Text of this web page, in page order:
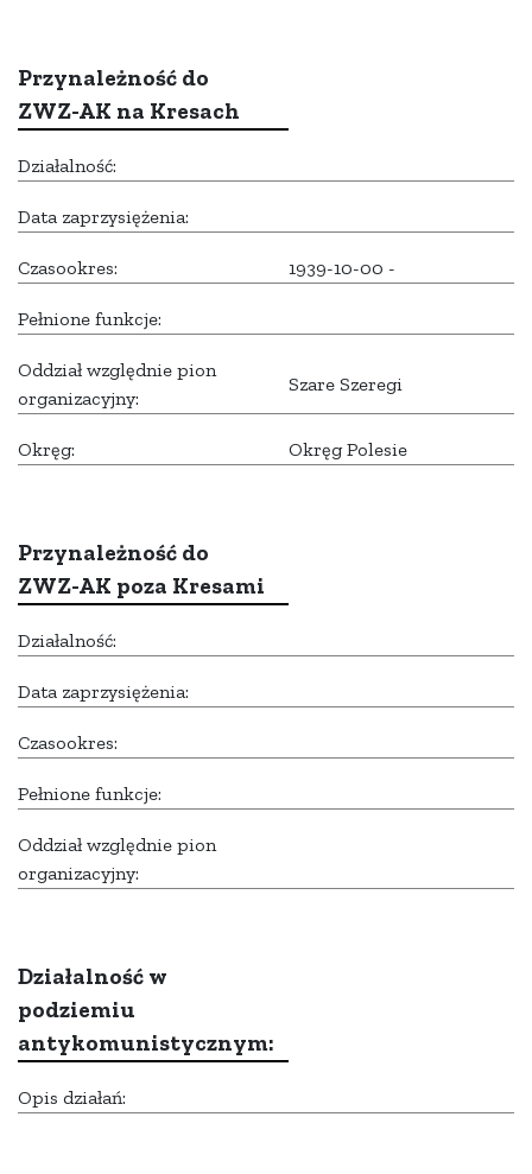
Przynależność do
ZWZ-AK na Kresach
Działalność:
Data zaprzysiężenia:
Czasookres: 1939-10-00 -
Pełnione funkcje:
Oddział względnie pion
organizacyjny:
Szare Szeregi
Okręg: Okręg Polesie
Przynależność do
ZWZ-AK poza Kresami
Działalność:
Data zaprzysiężenia:
Czasookres:
Pełnione funkcje:
Oddział względnie pion
organizacyjny:
Działalność w
podziemiu
antykomunistycznym:
Opis działań: